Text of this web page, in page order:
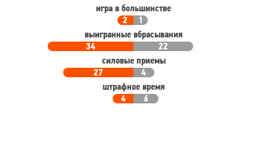
игра в большинстве
2
1
выигранные вбрасывания
34
22
силовые приемы
27
4
штрафное время
4
6